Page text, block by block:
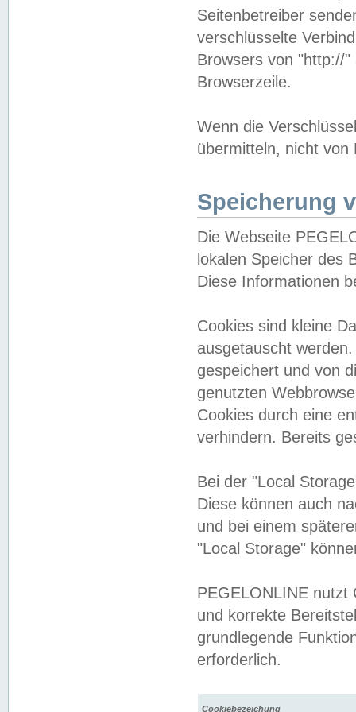
Seitenbetreiber
verschlüsselte
Browsers von "http://
Browserzeile.
Wenn die
übermitteln, nicht von
Speicherung
Die Webseite
lokalen Speicher des
Diese Informationen
Cookies sind kleine
ausgetauscht
gespeichert und von
genutzten
Cookies durch eine
verhindern. Bereits
Bei der "Local
Diese können auch
und bei einem
"Local Storage"
PEGELONLINE nutzt
und korrekte
grundlegende
erforderlich.
Cookiebezeichung